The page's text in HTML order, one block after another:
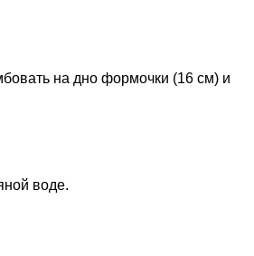
на дно формочки (16 см) и
воде.